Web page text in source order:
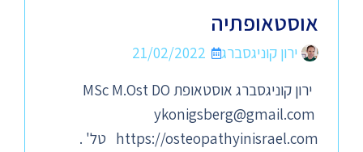
אוסטאופתיה
ירון קוניגסברג
21/02/2022
ירון קוניגסברג אוסטאופת MSc M.Ost DO
ykonigsberg@gmail.com
https://osteopathyinisrael.com טל' .